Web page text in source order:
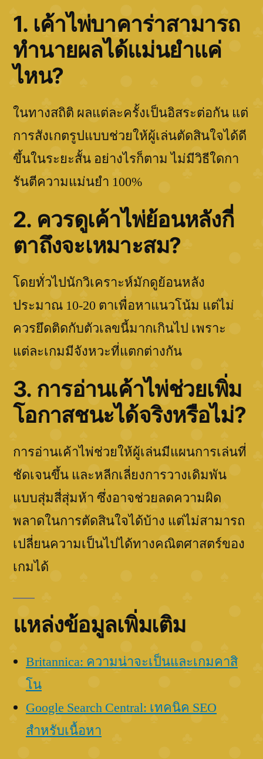
1. เค้าไพ่บาคาร่าสามารถ
ทำนายผลได้แม่นยำแค่
ไหน?
ในทางสถิติ ผลแต่ละครั้งเป็นอิสระต่อกัน แต่
การสังเกตรูปแบบช่วยให้ผู้เล่นตัดสินใจได้ดี
ขึ้นในระยะสั้น อย่างไรก็ตาม ไม่มีวิธีใดกา
รันตีความแม่นยำ 100%
2. ควรดูเค้าไพ่ย้อนหลังกี่
ตาถึงจะเหมาะสม?
โดยทั่วไปนักวิเคราะห์มักดูย้อนหลัง
ประมาณ 10-20 ตาเพื่อหาแนวโน้ม แต่ไม่
ควรยึดติดกับตัวเลขนี้มากเกินไป เพราะ
แต่ละเกมมีจังหวะที่แตกต่างกัน
3. การอ่านเค้าไพ่ช่วยเพิ่ม
โอกาสชนะได้จริงหรือไม่?
การอ่านเค้าไพ่ช่วยให้ผู้เล่นมีแผนการเล่นที่
ชัดเจนขึ้น และหลีกเลี่ยงการวางเดิมพัน
แบบสุ่มสี่สุ่มห้า ซึ่งอาจช่วยลดความผิด
พลาดในการตัดสินใจได้บ้าง แต่ไม่สามารถ
เปลี่ยนความเป็นไปได้ทางคณิตศาสตร์ของ
เกมได้
แหล่งข้อมูลเพิ่มเติม
Britannica: ความน่าจะเป็นและเกมคาสิ
โน
Google Search Central: เทคนิค SEO
สำหรับเนื้อหา